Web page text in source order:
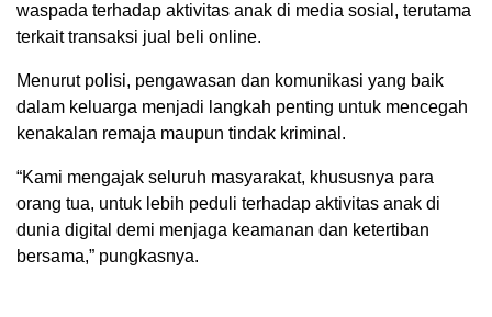
waspada terhadap aktivitas anak di media sosial, terutama
terkait transaksi jual beli online.
Menurut polisi, pengawasan dan komunikasi yang baik
dalam keluarga menjadi langkah penting untuk mencegah
kenakalan remaja maupun tindak kriminal.
“Kami mengajak seluruh masyarakat, khususnya para
orang tua, untuk lebih peduli terhadap aktivitas anak di
dunia digital demi menjaga keamanan dan ketertiban
bersama,” pungkasnya.